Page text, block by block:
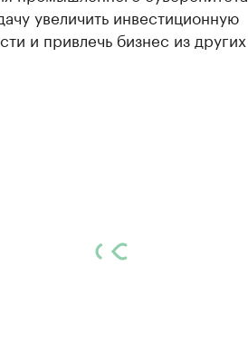
увеличить инвестиционную
и привлечь бизнес из других